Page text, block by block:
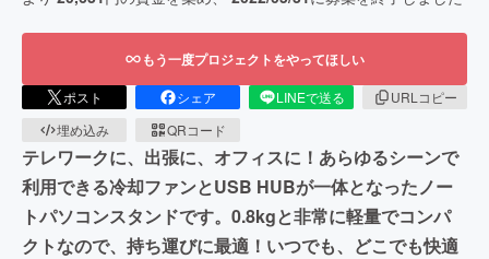
もう一度プロジェクトをやってほしい
ポスト シェア LINEで送る
URLコピー
埋め込み
QRコード
テレワークに、出張に、オフィスに！あらゆるシーンで
利用できる冷却ファンとUSB HUBが一体となったノー
トパソコンスタンドです。0.8kgと非常に軽量でコンパ
クトなので、持ち運びに最適！いつでも、どこでも快適